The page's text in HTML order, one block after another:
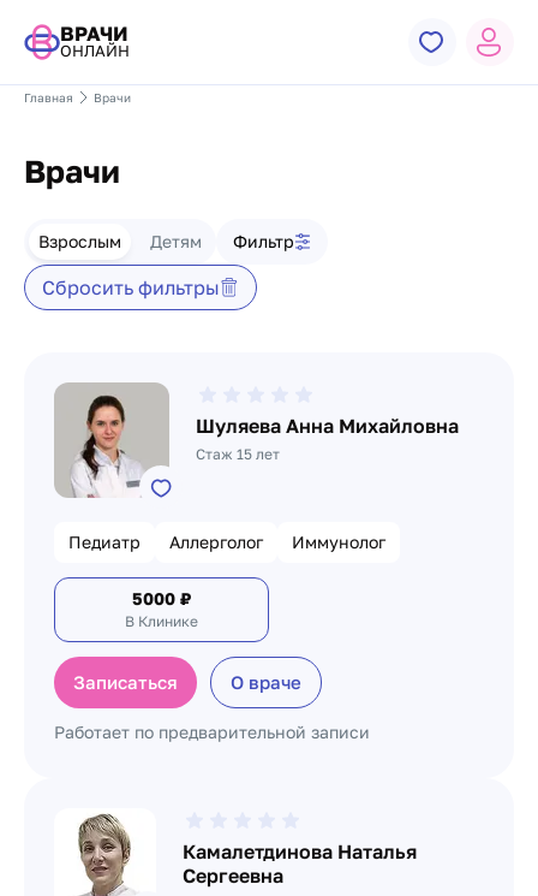
ВРАЧИ
ОНЛАЙН
Главная Врачи
Врачи
Фильтр врачей
Взрослым Детям Фильтр
Сбросить фильтры
Шуляева Анна Михайловна
Стаж 15 лет
Педиатр Аллерголог Иммунолог
5000 ₽
В Клинике
Записаться О враче
Работает по предварительной записи
Камалетдинова Наталья
Сергеевна